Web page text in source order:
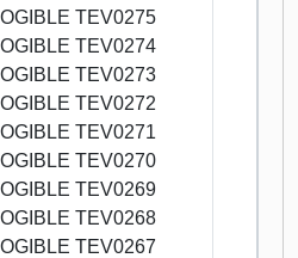
TEV0275
TEV0274
TEV0273
TEV0272
TEV0271
TEV0270
TEV0269
TEV0268
TEV0267